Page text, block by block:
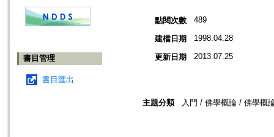
書目管理
書目匯出
點閱次數 489
建檔日期 1998.04.28
更新日期 2013.07.25
主題分類 入門 / 佛學概論 / 佛學概